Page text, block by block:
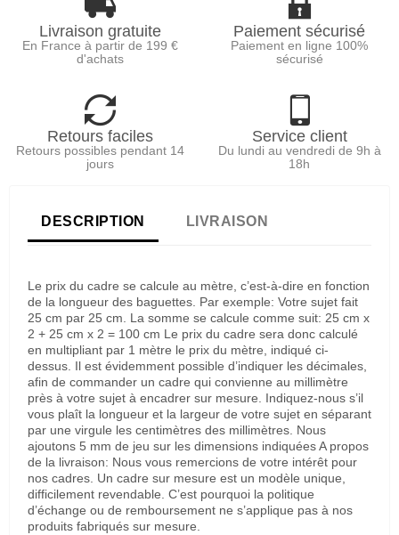
Livraison gratuite
En France à partir de 199 €
d'achats
Paiement sécurisé
Paiement en ligne 100%
sécurisé
Retours faciles
Retours possibles pendant 14
jours
Service client
Du lundi au vendredi de 9h à
18h
DESCRIPTION LIVRAISON
Le prix du cadre se calcule au mètre, c’est-à-dire en fonction
de la longueur des baguettes. Par exemple: Votre sujet fait
25 cm par 25 cm. La somme se calcule comme suit: 25 cm x
2 + 25 cm x 2 = 100 cm Le prix du cadre sera donc calculé
en multipliant par 1 mètre le prix du mètre, indiqué ci-
dessus. Il est évidemment possible d’indiquer les décimales,
afin de commander un cadre qui convienne au millimètre
près à votre sujet à encadrer sur mesure. Indiquez-nous s’il
vous plaît la longueur et la largeur de votre sujet en séparant
par une virgule les centimètres des millimètres. Nous
ajoutons 5 mm de jeu sur les dimensions indiquées A propos
de la livraison: Nous vous remercions de votre intérêt pour
nos cadres. Un cadre sur mesure est un modèle unique,
difficilement revendable. C’est pourquoi la politique
d’échange ou de remboursement ne s’applique pas à nos
produits fabriqués sur mesure.